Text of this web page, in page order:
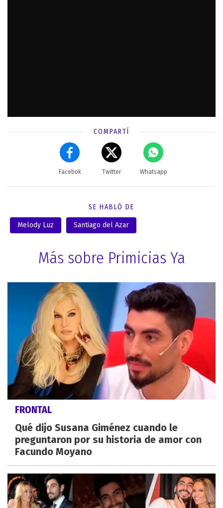
COMPARTÍ
Facebok Twitter Whatsapp
SE HABLÓ DE
Melody Luz Santiago del Azar
Más sobre Primicias Ya
FRONTAL
Qué dijo Susana Giménez cuando le
preguntaron por su historia de amor con
Facundo Moyano